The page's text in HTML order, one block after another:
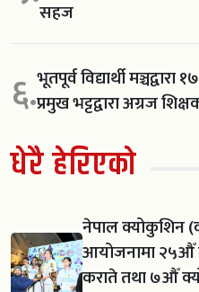
सहज
६.भूतपूर्व विद्यार्थी
प्रमुख भट्टद्वारा अग्रज
धेरै हेरिएको
नेपाल क्योकुशिन
आयोजनामा २५औँ
कराते तथा ७औँ